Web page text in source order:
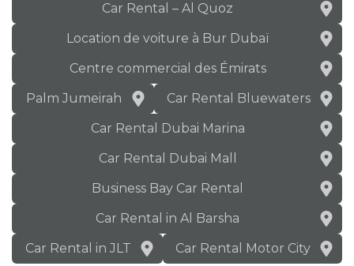
Car Rental – Al Quoz
Location de voiture à Bur Dubaï
Centre commercial des Émirats
Palm Jumeirah
Car Rental Bluewaters
Car Rental Dubai Marina
Car Rental Dubai Mall
Business Bay Car Rental
Car Rental in Al Barsha
Car Rental in JLT
Car Rental Motor City